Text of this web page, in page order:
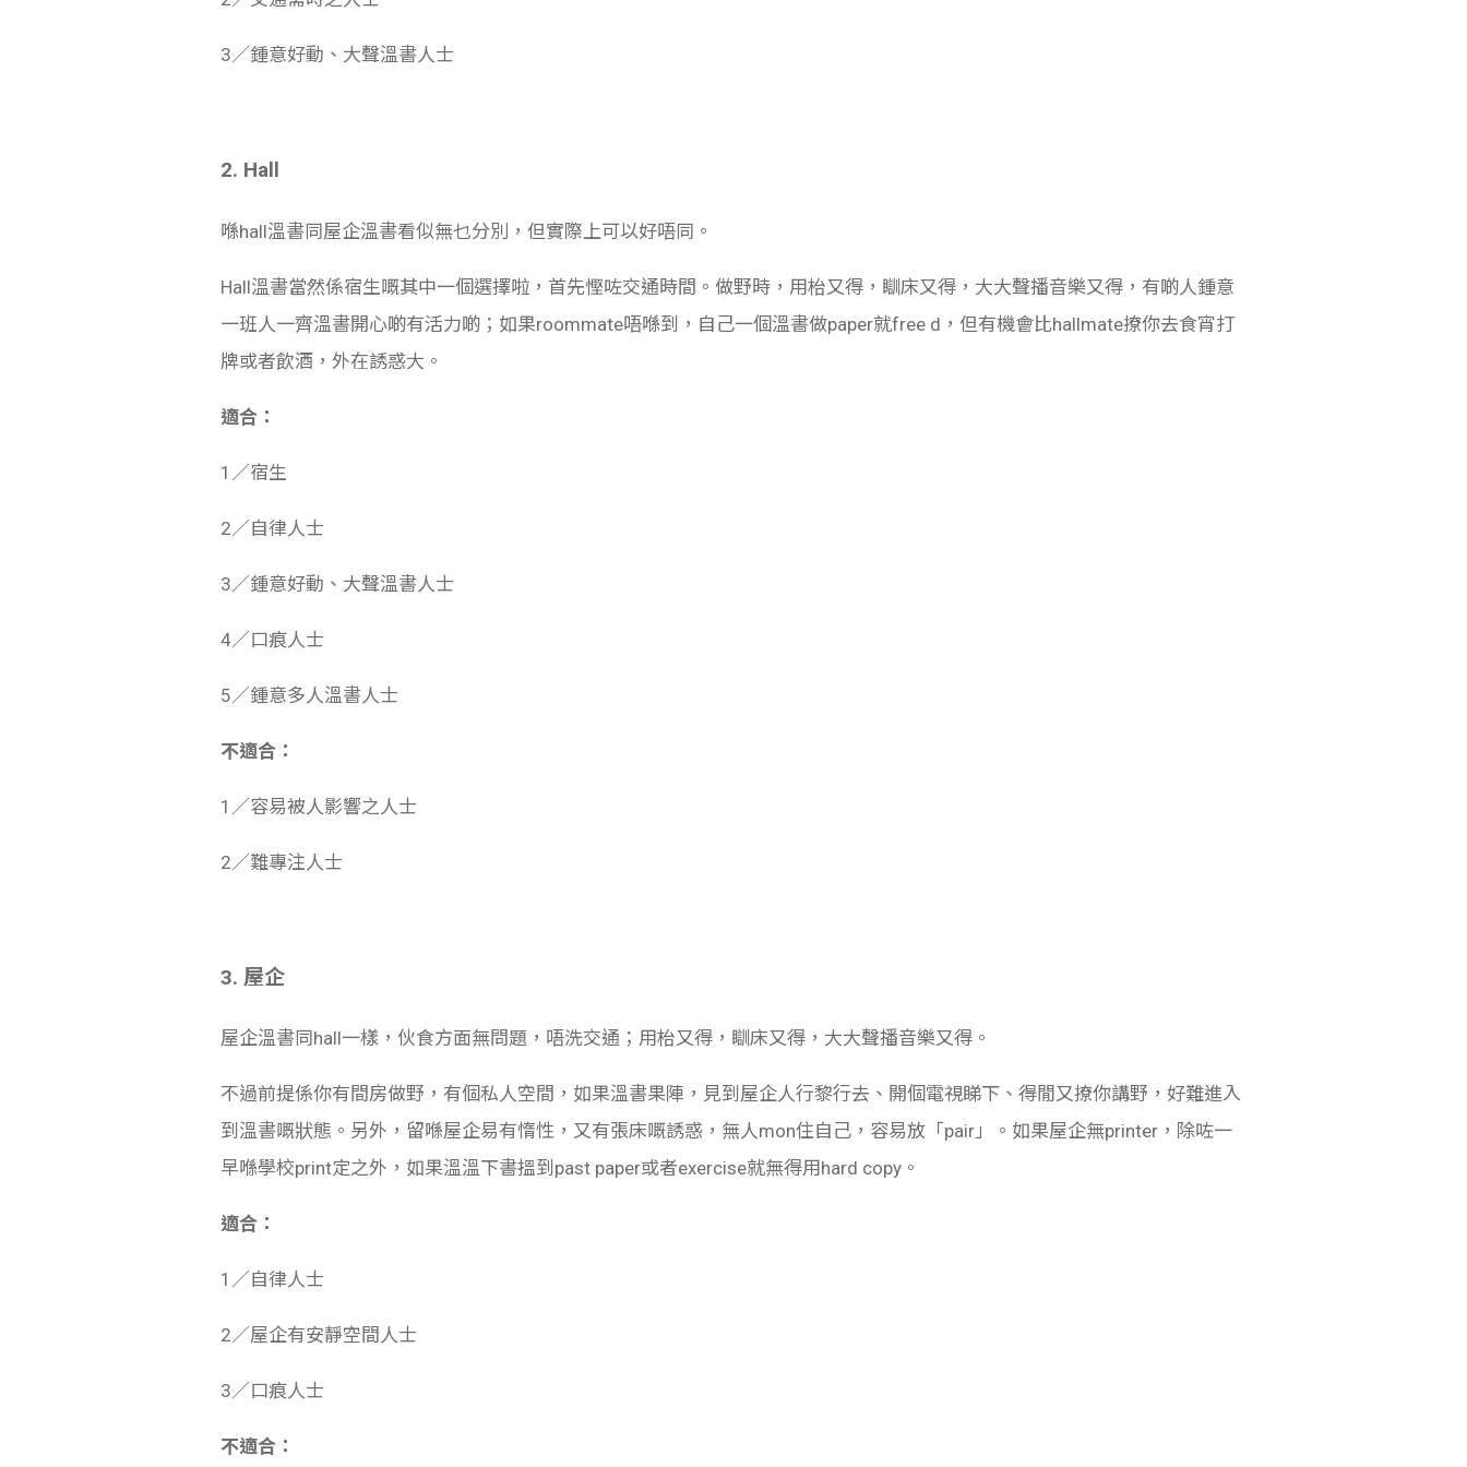
3／鍾意好動、大聲溫書人士
2. Hall
喺hall溫書同屋企溫書看似無乜分別，但實際上可以好唔同。
Hall溫書當然係宿生嘅其中一個選擇啦，首先慳咗交通時間。做野時，用枱又得，瞓床又得，大大聲播音樂又得，有啲人鍾意
一班人一齊溫書開心啲有活力啲；如果roommate唔喺到，自己一個溫書做paper就free d，但有機會比hallmate撩你去食宵打
牌或者飲酒，外在誘惑大。
適合：
1／宿生
2／自律人士
3／鍾意好動、大聲溫書人士
4／口痕人士
5／鍾意多人溫書人士
不適合：
1／容易被人影響之人士
2／難專注人士
3. 屋企
屋企溫書同hall一樣，伙食方面無問題，唔洗交通；用枱又得，瞓床又得，大大聲播音樂又得。
不過前提係你有間房做野，有個私人空間，如果溫書果陣，見到屋企人行黎行去、開個電視睇下、得閒又撩你講野，好難進入
到溫書嘅狀態。另外，留喺屋企易有惰性，又有張床嘅誘惑，無人mon住自己，容易放「pair」。如果屋企無printer，除咗一
早喺學校print定之外，如果溫溫下書搵到past paper或者exercise就無得用hard copy。
適合：
1／自律人士
2／屋企有安靜空間人士
3／口痕人士
不適合：